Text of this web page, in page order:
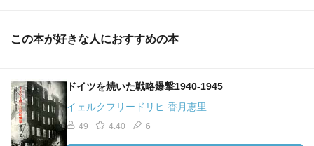
この本が好きな人におすすめの本
ドイツを焼いた戦略爆撃1940‐1945
イェルクフリードリヒ 香月恵里
49 4.40 6